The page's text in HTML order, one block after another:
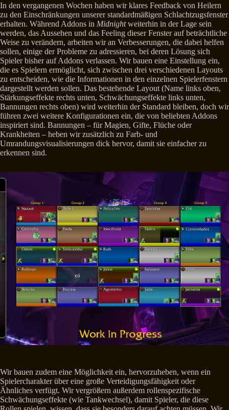
In den vergangenen Wochen haben wir klares Feedback von Heilern
zu den Einschränkungen unserer standardmäßigen Schlachtzugsfenster
erhalten. Während Addons in Midnightweiterhin in der Lage sein
werden, das Aussehen und das Feeling dieser Fenster auf beträchtliche
Weise zu verändern, arbeiten wir an Verbesserungen, die dabei helfen
sollen, einige der Probleme zu adressieren, bei deren Lösung sich
Spieler bisher auf Addons verlassen. Wir bauen eine Einstellung ein,
die es Spielern ermöglicht, sich zwischen drei verschiedenen Layouts
zu entscheiden, wie die Informationen in den einzelnen Spielerfenstern
dargestellt werden sollen. Das bestehende Layout (Name links oben,
Stärkungseffekte rechts unten, Schwächungseffekte links unten,
Bannungen rechts oben) wird weiterhin der Standard bleiben, doch wir
führen zwei weitere Konfigurationen ein, die von beliebten Addons
inspiriert sind. Bannungen – für Magien, Gifte, Flüche oder
Krankheiten – heben wir zusätzlich zu Farb- und
Umrandungsvisualisierungen dick hervor, damit sie einfacher zu
erkennen sind.
Wir bauen zudem eine Möglichkeit ein, hervorzuheben, wenn ein
Spielercharakter über eine große Verteidigungsfähigkeit oder
Ähnliches verfügt. Wir vergrößern außerdem rollenspezifische
Schwächungseffekte (wie Tankwechsel), damit Spieler, die diese